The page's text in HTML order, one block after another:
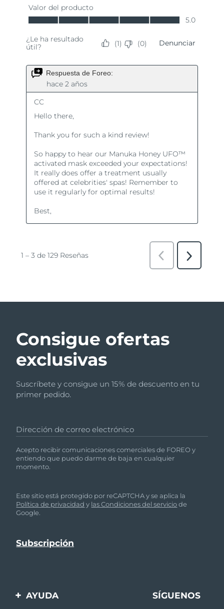
Consigue ofertas
exclusivas
Suscríbete y consigue un 15% de descuento en tu
primer pedido.
Dirección de correo electrónico
Acepto recibir comunicaciones comerciales de FOREO y
entiendo que puedo darme de baja en cualquier
momento.
Este sitio está protegido por reCAPTCHA y se aplica la
Política de privacidad y las Condiciones del serviciode
Google.
AYUDA SÍGUENOS